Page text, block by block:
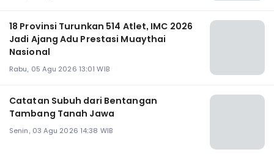
18 Provinsi Turunkan 514 Atlet, IMC 2026
Jadi Ajang Adu Prestasi Muaythai
Nasional
Rabu, 05 Agu 2026 13:01 WIB
Catatan Subuh dari Bentangan
Tambang Tanah Jawa
Senin, 03 Agu 2026 14:38 WIB